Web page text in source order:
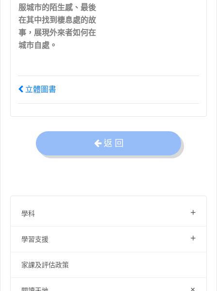
學科 +
學習支援 +
家課及評估政策
服城市的陌生感、最後
在其中找到棲息處的故
事，展現外來者如何在
城市自處。
立體圖書
返 回